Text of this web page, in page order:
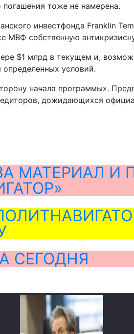
погашения тоже не намерена.
инвестфонда Franklin
МВФ собственную
$1 млрд в текущем и,
условий.
начала программы».
дожидающихся
МАТЕРИАЛ И
СЕГОДНЯ